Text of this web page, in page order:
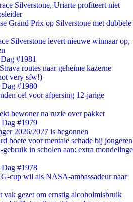
Silverstone, Uriarte profiteert niet
Grand Prix op Silverstone met dubbele
Silverstone levert nieuwe winnaar op,
#1981
routes naar geheime kazerne
very sfw!)
Dag #1980
cel voor afpersing 12-jarige
bewoner na ruzie over pakket
Dag #1979
2026/2027 is begonnen
boete voor mentale schade bij jongeren
in scholen aan: extra mondelinge
Dag #1978
cup wil als NASA-ambassadeur naar
vak gezet om ernstig alcoholmisbruik